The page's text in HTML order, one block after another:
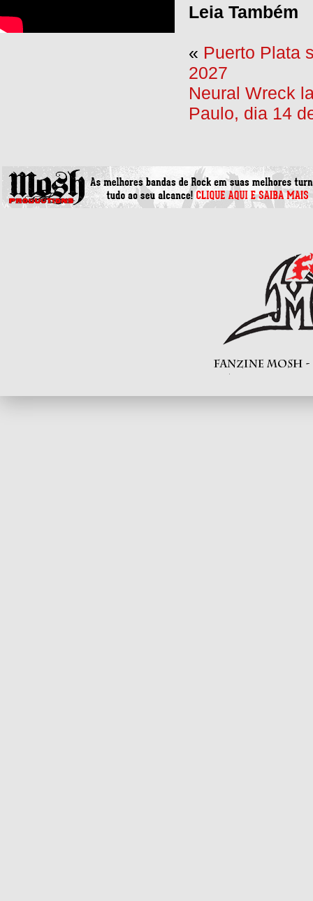
Leia Também
« Puerto Plata
2027
Neural Wreck
Paulo, dia 14